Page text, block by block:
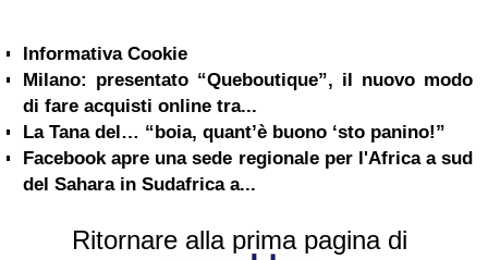
Informativa Cookie
Milano: presentato “Queboutique”, il nuovo modo
di fare acquisti online tra...
La Tana del… “boia, quant’è buono ‘sto panino!”
Facebook apre una sede regionale per l'Africa a sud
del Sahara in Sudafrica a...
Ritornare alla prima pagina di